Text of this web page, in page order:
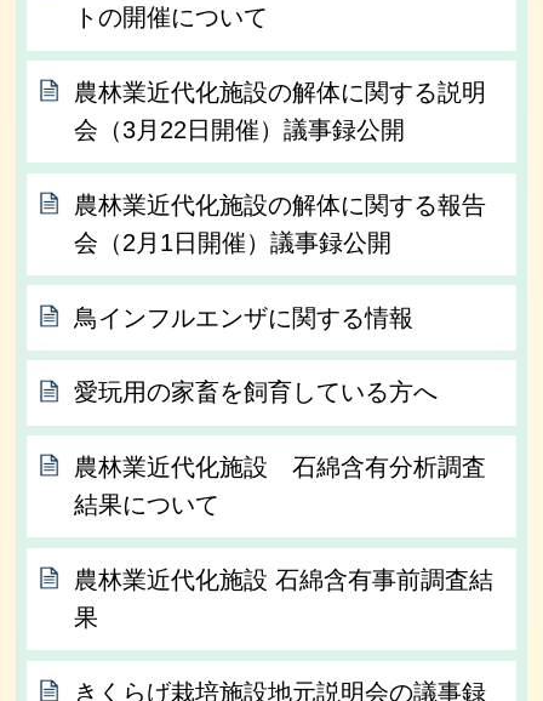
トの開催について
農林業近代化施設の解体に関する説明
会（3月22日開催）議事録公開
農林業近代化施設の解体に関する報告
会（2月1日開催）議事録公開
鳥インフルエンザに関する情報
愛玩用の家畜を飼育している方へ
農林業近代化施設 石綿含有分析調査
結果について
農林業近代化施設 石綿含有事前調査結
果
きくらげ栽培施設地元説明会の議事録